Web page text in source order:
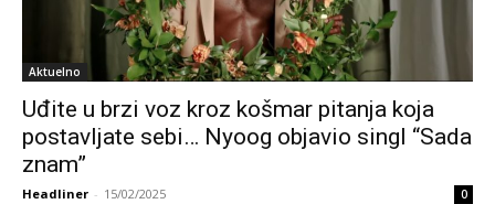
Aktuelno
Uđite u brzi voz kroz košmar pitanja koja
postavljate sebi… Nyoog objavio singl “Sada
znam”
Headliner - 15/02/2025 0